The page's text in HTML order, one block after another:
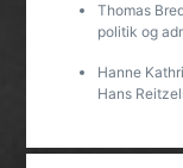
Thomas
politik og
Hanne
Hans